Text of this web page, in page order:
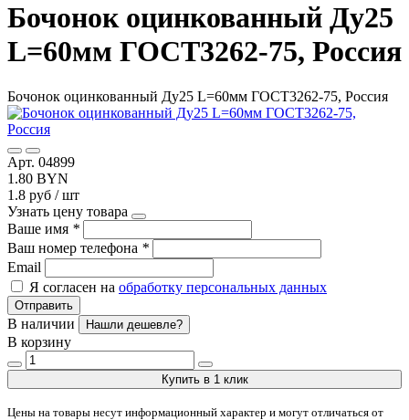
Бочонок оцинкованный Ду25
L=60мм ГОСТ3262-75, Россия
Бочонок оцинкованный Ду25 L=60мм ГОСТ3262-75, Россия
Арт. 04899
1.80 BYN
1.8 руб / шт
Узнать цену товара
Ваше имя *
Ваш номер телефона *
Email
Я согласен на обработку персональных данных
Отправить
В наличии Нашли дешевле?
В корзину
Купить в 1 клик
Цены на товары несут информационный характер и могут отличаться от